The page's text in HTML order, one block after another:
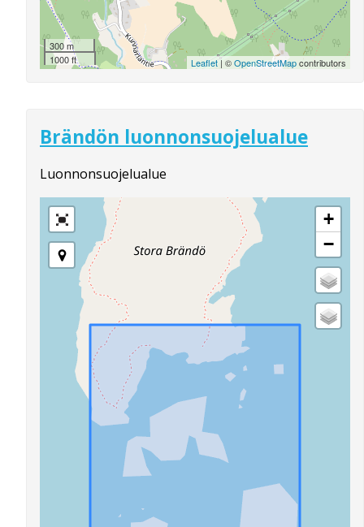
300 m
1000 ft
Leaflet| ©OpenStreetMapcontributors
Brändön luonnonsuojelualue
Luonnonsuojelualue
+
−